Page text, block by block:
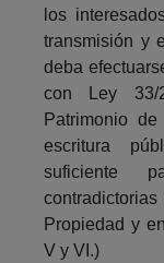
los
transmisión y
deba
con Ley 33/
Patrimonio
escritura
suficiente
Propiedad y
V y VI.)